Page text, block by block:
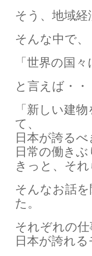
そう、地域経
そんな中で、
「世界の国
と言えば・
「新しい建
て、
日本が誇る
日常の働き
きっと、そ
そんなお話
た。
それぞれの
日本が誇れる